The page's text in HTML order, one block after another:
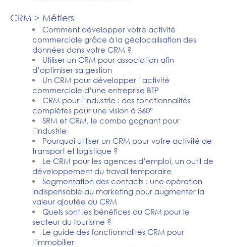
CRM > Métiers
Comment développer votre activité
commerciale grâce à la géolocalisation des
données dans votre CRM ?
Utiliser un CRM pour association afin
d’optimiser sa gestion
Un CRM pour développer l’activité
commerciale d’une entreprise BTP
CRM pour l’industrie : des fonctionnalités
complètes pour une vision à 360°
SRM et CRM, le combo gagnant pour
l’industrie
Pourquoi utiliser un CRM pour votre activité de
transport et logistique ?
Le CRM pour les agences d’emploi, un outil de
développement du travail temporaire
Segmentation des contacts : une opération
indispensable au marketing pour augmenter la
valeur ajoutée du CRM
Quels sont les bénéfices du CRM pour le
secteur du tourisme ?
Le guide des fonctionnalités CRM pour
l’immobilier